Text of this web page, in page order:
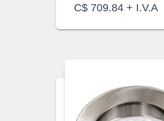
C$ 709.84 + I.V.A